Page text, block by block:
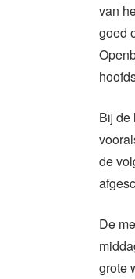
van
goed
Bij de
de
De
grote